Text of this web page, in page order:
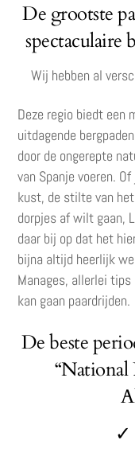
De grootste
spectaculaire
Wij hebben al
Deze regio biedt een
uitdagende
door de ongerepte
van Spanje voeren.
kust, de stilte van
dorpjes af wilt gaan,
daar bij op dat het
bijna altijd heerlijk
Manages, allerlei
kan gaan paardrijden.
De beste
“National
✓